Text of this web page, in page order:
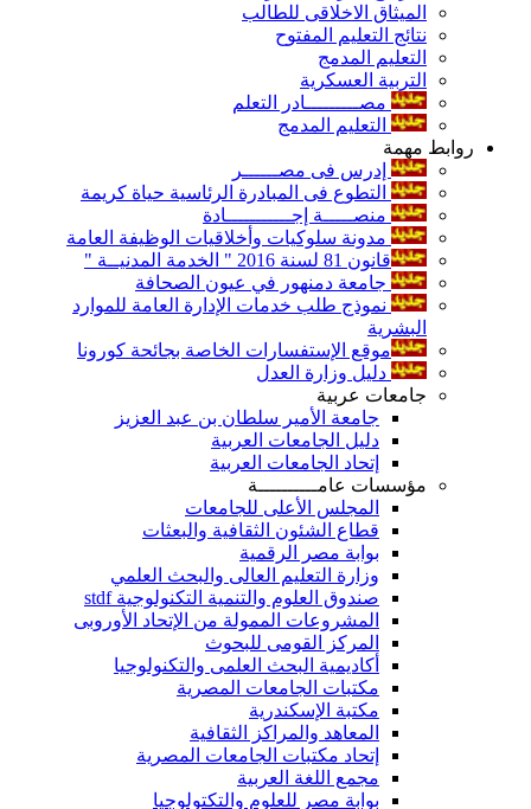
الميثاق الاخلاقى للطالب
نتائج التعليم المفتوح
التعليم المدمج
التربية العسكرية
مصـــــــــادر التعلم
التعليم المدمج
روابط مهمة
إدرس فى مصــــــر
التطوع فى المبادرة الرئاسية حياة كريمة
منصـــــة إجـــــــــــادة
مدونة سلوكيات وأخلاقيات الوظيفة العامة
قانون 81 لسنة 2016 " الخدمة المدنيــة "
جامعة دمنهور في عيون الصحافة
نموذج طلب خدمات الإدارة العامة للموارد
البشرية
موقع الإستفسارات الخاصة بجائحة كورونا
دليل وزارة العدل
جامعات عربية
جامعة الأمير سلطان بن عبد العزيز
دليل الجامعات العربية
إتحاد الجامعات العربية
مؤسسات عامــــــــــة
المجلس الأعلى للجامعات
قطاع الشئون الثقافية والبعثات
بوابة مصر الرقمية
وزارة التعليم العالى والبحث العلمي
صندوق العلوم والتنمية التكنولوجية stdf
المشروعات الممولة من الإتحاد الأوروبى
المركز القومى للبحوث
أكاديمية البحث العلمى والتكنولوجيا
مكتبات الجامعات المصرية
مكتبة الإسكندرية
المعاهد والمراكز الثقافية
إتحاد مكتبات الجامعات المصرية
مجمع اللغة العربية
بوابة مصر للعلوم والتكتولوجيا